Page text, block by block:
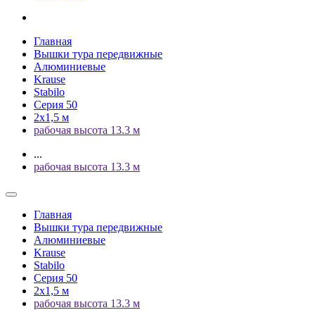
Главная
Вышки тура передвижные
Алюминиевые
Krause
Stabilo
Серия 50
2х1,5 м
рабочая высота 13.3 м
...
рабочая высота 13.3 м
Главная
Вышки тура передвижные
Алюминиевые
Krause
Stabilo
Серия 50
2х1,5 м
рабочая высота 13.3 м